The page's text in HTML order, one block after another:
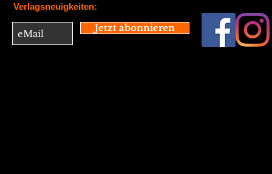
Verlagsneuigkeiten:
Jetzt abonnieren